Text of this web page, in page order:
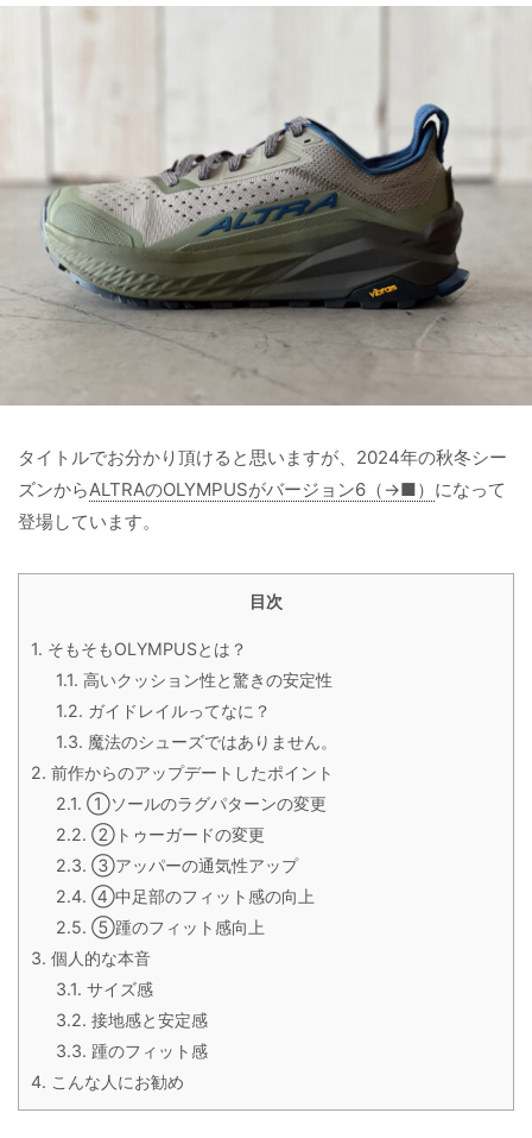
タイトルでお分かり頂けると思いますが、2024年の秋冬シー
ズンからALTRAのOLYMPUSがバージョン6（→■） になって
登場しています。
目次
1. そもそもOLYMPUSとは？
1.1. 高いクッション性と驚きの安定性
1.2. ガイドレイルってなに？
1.3. 魔法のシューズではありません。
2. 前作からのアップデートしたポイント
2.1. ①ソールのラグパターンの変更
2.2. ②トゥーガードの変更
2.3. ③アッパーの通気性アップ
2.4. ④中足部のフィット感の向上
2.5. ⑤踵のフィット感向上
3. 個人的な本音
3.1. サイズ感
3.2. 接地感と安定感
3.3. 踵のフィット感
4. こんな人にお勧め